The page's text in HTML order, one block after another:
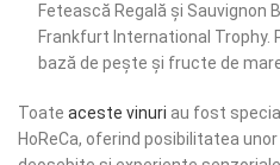
Fetească Regală și Sauvignon
Frankfurt International
bază de pește și fructe de
Toate aceste vinuri au fost
HoReCa, oferind posibilitatea